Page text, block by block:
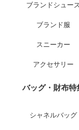
ブランドシュー
ブランド服
スニーカー
アクセサリー
バッグ・財布特
シャネルバッグ